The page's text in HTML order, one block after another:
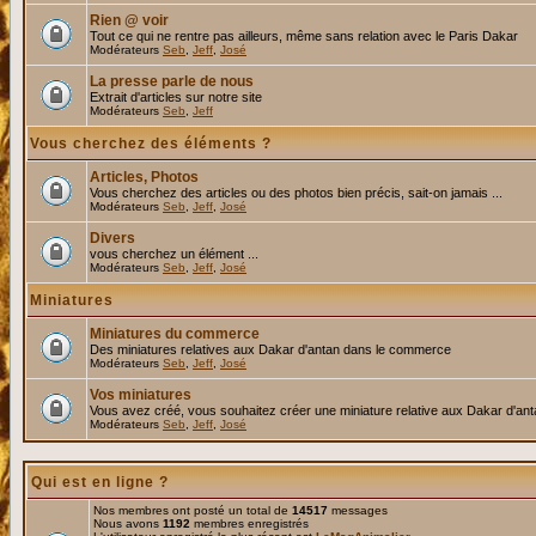
Rien @ voir
Tout ce qui ne rentre pas ailleurs, même sans relation avec le Paris Dakar
Modérateurs Seb Jeff José
La presse parle de nous
Extrait d'articles sur notre site
Modérateurs Seb Jeff
Vous cherchez des éléments ?
Articles, Photos
Vous cherchez des articles ou des photos bien précis, sait-on jamais ...
Modérateurs Seb Jeff José
Divers
vous cherchez un élément ...
Modérateurs Seb Jeff José
Miniatures
Miniatures du commerce
Des miniatures relatives aux Dakar d'antan dans le commerce
Modérateurs Seb Jeff José
Vos miniatures
Vous avez créé, vous souhaitez créer une miniature relative aux Dakar
Modérateurs Seb Jeff José
Qui est en ligne ?
Nos membres ont posté un total de 14517 messages
Nous avons 1192 membres enregistrés